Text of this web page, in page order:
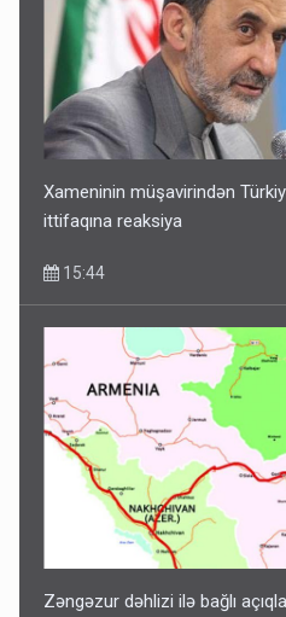
Xameninin müşavirindən
ittifaqına reaksiya
15:44
Zəngəzur dəhlizi ilə bağlı